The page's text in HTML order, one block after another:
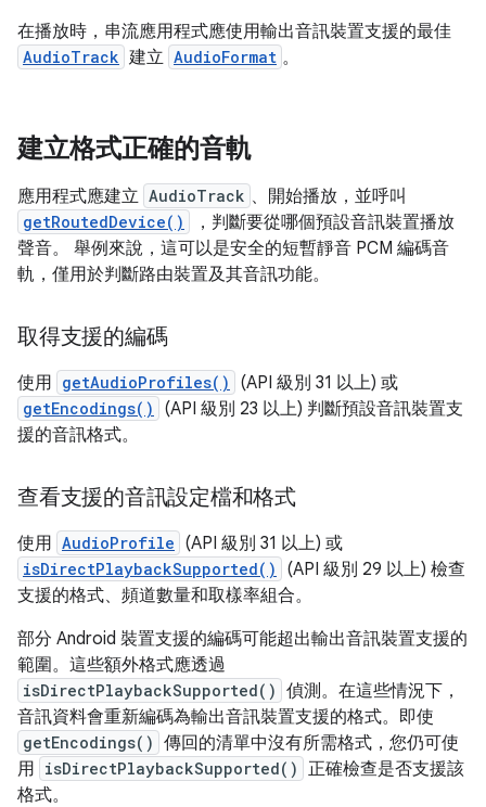
在播放時，串流應用程式應使用輸出音訊裝置支援的最佳
AudioTrack 建立 AudioFormat 。
建立格式正確的音軌
應用程式應建立 AudioTrack 、開始播放，並呼叫
getRoutedDevice()
，判斷要從哪個預設音訊裝置播放
聲音。 舉例來說，這可以是安全的短暫靜音 PCM 編碼音
軌，僅用於判斷路由裝置及其音訊功能。
取得支援的編碼
使用 getAudioProfiles() (API 級別 31 以上) 或
getEncodings()
(API 級別 23 以上) 判斷預設音訊裝置支
援的音訊格式。
查看支援的音訊設定檔和格式
使用 AudioProfile (API 級別 31 以上) 或
isDirectPlaybackSupported()
(API 級別 29 以上) 檢查
支援的格式、頻道數量和取樣率組合。
部分 Android 裝置支援的編碼可能超出輸出音訊裝置支援的
範圍。這些額外格式應透過
isDirectPlaybackSupported() 偵測。在這些情況下，
音訊資料會重新編碼為輸出音訊裝置支援的格式。即使
getEncodings() 傳回的清單中沒有所需格式，您仍可使
用 isDirectPlaybackSupported() 正確檢查是否支援該
格式。